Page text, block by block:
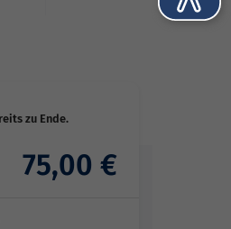
75,00 €